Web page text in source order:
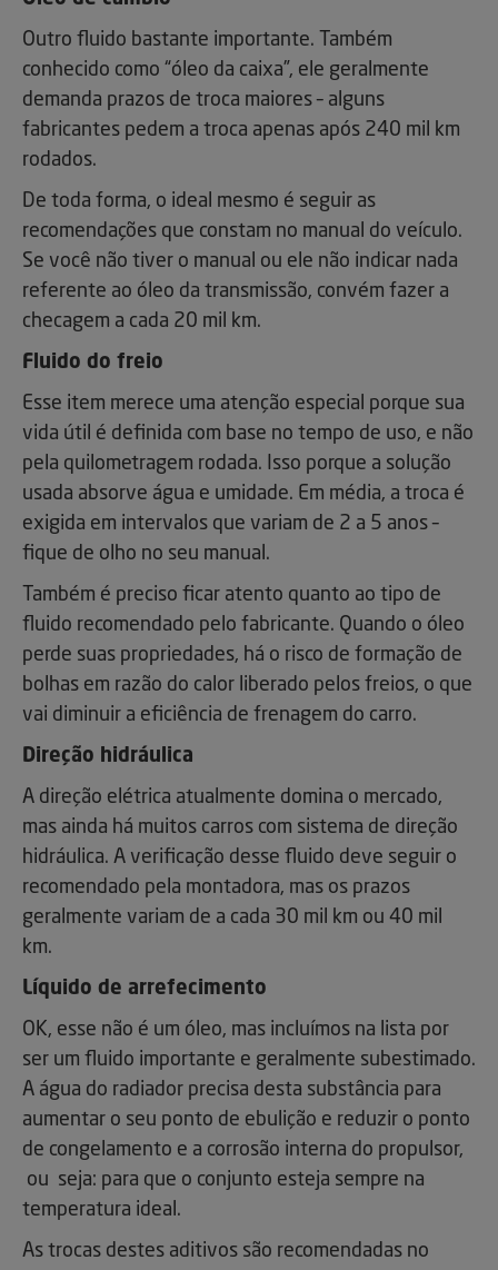
Outro fluido bastante importante. Também
conhecido como “óleo da caixa”, ele geralmente
demanda prazos de troca maiores – alguns
fabricantes pedem a troca apenas após 240 mil km
rodados.
De toda forma, o ideal mesmo é seguir as
recomendações que constam no manual do veículo.
Se você não tiver o manual ou ele não indicar nada
referente ao óleo da transmissão, convém fazer a
checagem a cada 20 mil km.
Fluido do freio
Esse item merece uma atenção especial porque sua
vida útil é definida com base no tempo de uso, e não
pela quilometragem rodada. Isso porque a solução
usada absorve água e umidade. Em média, a troca é
exigida em intervalos que variam de 2 a 5 anos –
fique de olho no seu manual.
Também é preciso ficar atento quanto ao tipo de
fluido recomendado pelo fabricante. Quando o óleo
perde suas propriedades, há o risco de formação de
bolhas em razão do calor liberado pelos freios, o que
vai diminuir a eficiência de frenagem do carro.
Direção hidráulica
A direção elétrica atualmente domina o mercado,
mas ainda há muitos carros com sistema de direção
hidráulica. A verificação desse fluido deve seguir o
recomendado pela montadora, mas os prazos
geralmente variam de a cada 30 mil km ou 40 mil
km.
Líquido de arrefecimento
OK, esse não é um óleo, mas incluímos na lista por
ser um fluido importante e geralmente subestimado.
A água do radiador precisa desta substância para
aumentar o seu ponto de ebulição e reduzir o ponto
de congelamento e a corrosão interna do propulsor,
ou seja: para que o conjunto esteja sempre na
temperatura ideal.
As trocas destes aditivos são recomendadas no